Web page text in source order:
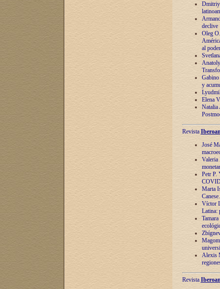
Dmitriy
declive
Oleg
al poder
y
Elena
Natalia
Revista
José
Valeria
Petr P.
Marta
Víctor
Latina:
Alexis
Revista